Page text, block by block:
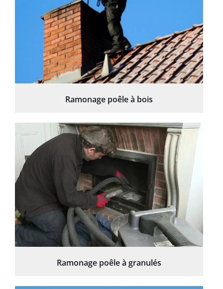
Ramonage poêle à bois
Ramonage poêle à granulés